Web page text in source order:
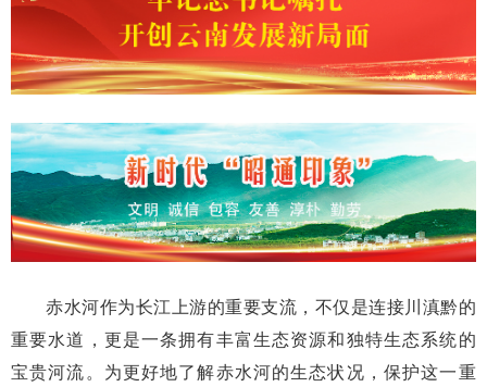
赤水河作为长江上游的重要支流，不仅是连接川滇黔的
重要水道，更是一条拥有丰富生态资源和独特生态系统的
宝贵河流。为更好地了解赤水河的生态状况，保护这一重